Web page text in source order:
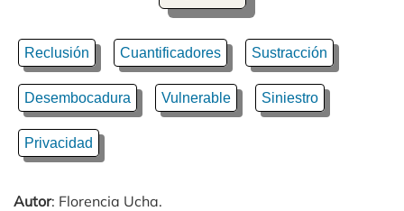
Reclusión Cuantificadores Sustracción
Desembocadura Vulnerable Siniestro
Privacidad
Autor: Florencia Ucha.